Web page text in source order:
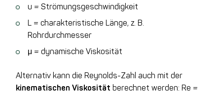
u = Strömungsgeschwindigkeit
L = charakteristische Länge, z. B.
Rohrdurchmesser
μ = dynamische Viskosität
Alternativ kann die Reynolds-Zahl auch mit der
kinematischen Viskosität berechnet werden: Re =